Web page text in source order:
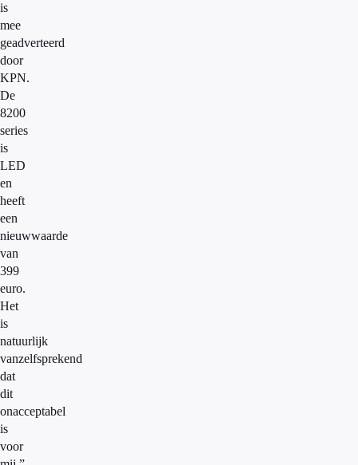
is
mee
geadverteerd
door
KPN.
De
8200
series
is
LED
en
heeft
een
nieuwwaarde
van
399
euro.
Het
is
natuurlijk
vanzelfsprekend
dat
dit
onacceptabel
is
voor